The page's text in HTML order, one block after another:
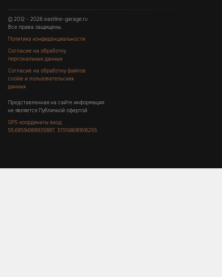
© 2012 - 2026 eastline-garage.ru
Все права защищены.
Политика конфиденциальности
Согласие на обработку
персональных данных
Согласие на обработку файлов
cookie и пользовательских
данных
Представленная на сайте информация
не является Публичной офертой
GPS координаты вход:
55.68594168935887, 37.51146181616255